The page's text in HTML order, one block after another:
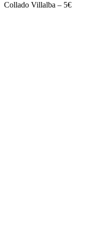
Collado Villalba – 5€